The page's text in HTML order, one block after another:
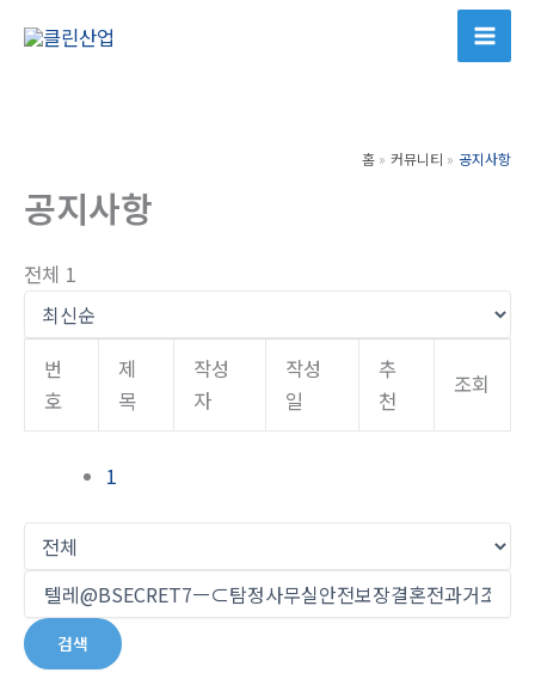
홈 커뮤니티 공지사항
공지사항
전체 1
번
호
제
목
작성
자
작성
일
추
천
조회
1
검색